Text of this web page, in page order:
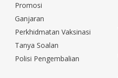
Promosi
Ganjaran
Perkhidmatan Vaksinasi
Tanya Soalan
Polisi Pengembalian